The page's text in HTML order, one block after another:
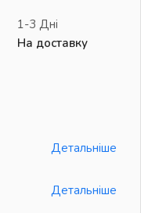
1-3 Дні
На доставку
Детальніше
Детальніше